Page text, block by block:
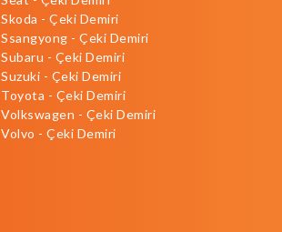
Skoda - Çeki Demiri
Ssangyong - Çeki Demiri
Subaru - Çeki Demiri
Suzuki - Çeki Demiri
Toyota - Çeki Demiri
Volkswagen - Çeki Demiri
Volvo - Çeki Demiri